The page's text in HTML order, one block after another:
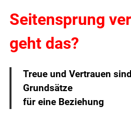
Seitensprung
geht das?
Treue und Vertrauen
Grundsätze
für eine Beziehung